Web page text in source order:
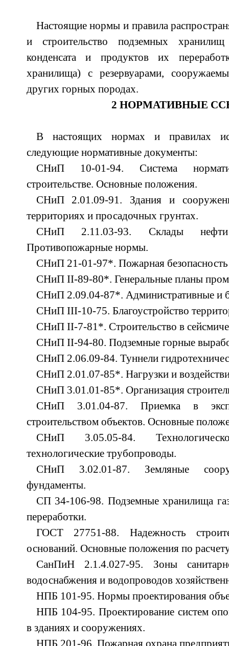
Настоящие нормы и правила
и строительство подземных
конденсата и продуктов их
хранилища) с резервуарами,
других горных породах.
2 НОРМАТИВНЫЕ
В настоящих нормах и правилах
следующие нормативные документы:
СНиП 10-01-94. Система
строительстве. Основные положения.
СНиП 2.01.09-91. Здания и
территориях и просадочных грунтах.
СНиП 2.11.03-93. Склады нефти
Противопожарные нормы.
СНиП 21-01-97*. Пожарная
СНиП II-89-80*. Генеральные планы
СНиП 2.09.04-87*. Административные и
СНиП III-10-75. Благоустройство
СНиП II-7-81*. Строительство в
СНиП II-94-80. Подземные горные
СНиП 2.06.09-84. Туннели
СНиП 2.01.07-85*. Нагрузки и
СНиП 3.01.01-85*. Организация
СНиП 3.01.04-87. Приемка в
строительством объектов. Основные
СНиП 3.05.05-84.
технологические трубопроводы.
СНиП 3.02.01-87. Земляные
фундаменты.
СП 34-106-98. Подземные хранилища
переработки.
ГОСТ 27751-88. Надежность
оснований. Основные положения по
СанПиН 2.1.4.027-95. Зоны
водоснабжения и водопроводов
НПБ 101-95. Нормы проектирования
НПБ 104-95. Проектирование систем
в зданиях и сооружениях.
НПБ 201-96. Пожарная охрана